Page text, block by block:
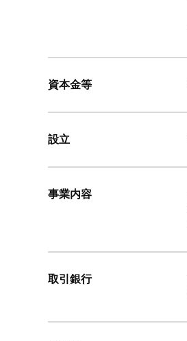
資本金等
設立
事業内容
取引銀行